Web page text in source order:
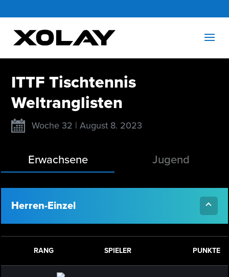
ITTF Tischtennis
Weltranglisten
Woche 32 | August 8. 2023
Erwachsene Jugend
Herren-Einzel
RANG SPIELER PUNKTE